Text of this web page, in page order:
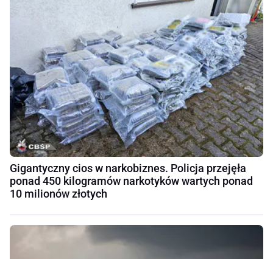
Gigantyczny cios w narkobiznes. Policja przejęła
ponad 450 kilogramów narkotyków wartych ponad
10 milionów złotych